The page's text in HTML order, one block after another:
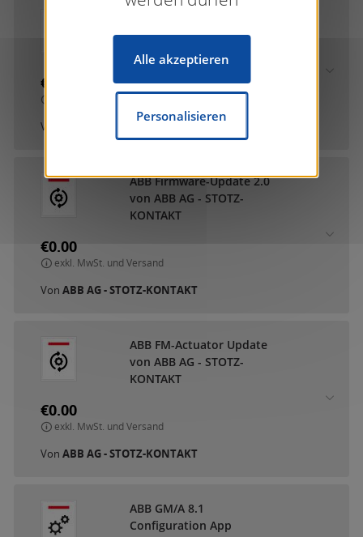
von ABB AG - STOTZ-
KONTAKT
€0.00
exkl. MwSt. und Versand
Von
ABB Firmware-Update 2.0
von ABB AG - STOTZ-
KONTAKT
€0.00
exkl. MwSt. und Versand
Von ABB AG - STOTZ-KONTAKT
ABB FM-Actuator Update
von ABB AG - STOTZ-
KONTAKT
€0.00
exkl. MwSt. und Versand
Von ABB AG - STOTZ-KONTAKT
ABB GM/A 8.1
Configuration App
Alle akzeptieren
Personalisieren